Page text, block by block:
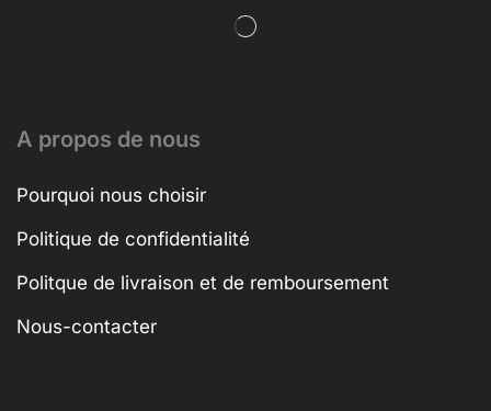
A propos de nous
Pourquoi nous choisir
Politique de confidentialité
Politque de livraison et de remboursement
Nous-contacter